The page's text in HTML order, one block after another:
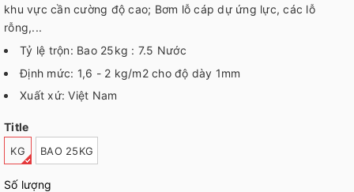
khu vực cần cường độ cao; Bơm lỗ cáp dự ứng lực, các lỗ
rỗng,...
Tỷ lệ trộn: Bao 25kg : 7.5 Nước
Định mức: 1,6 - 2 kg/m2 cho độ dày 1mm
Xuất xứ: Việt Nam
Title
KG BAO 25KG
Số lượng